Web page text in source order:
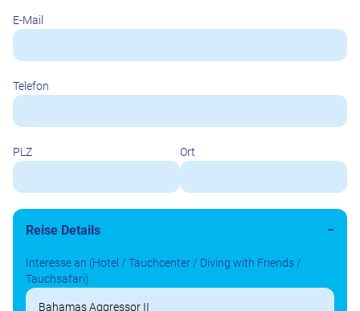
E-Mail
Telefon
PLZ Ort
Reise Details
Interesse an (Hotel / Tauchcenter / Diving with Friends /
Tauchsafari)